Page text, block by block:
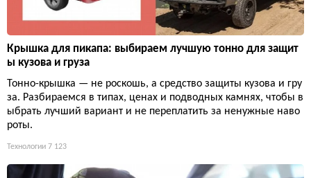
Крышка для пикапа: выбираем лучшую тонно для защит
ы кузова и груза
Тонно-крышка — не роскошь, а средство защиты кузова и гру
за. Разбираемся в типах, ценах и подводных камнях, чтобы в
ыбрать лучший вариант и не переплатить за ненужные наво
роты.
Технологии 7 123